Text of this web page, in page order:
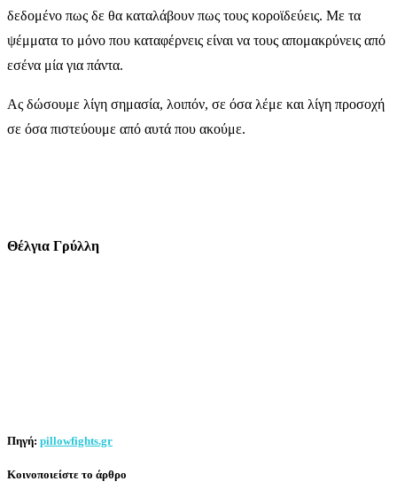
δεδομένο πως δε θα καταλάβουν πως τους κοροϊδεύεις. Με τα
ψέμματα το μόνο που καταφέρνεις είναι να τους απομακρύνεις από
εσένα μία για πάντα.
Ας δώσουμε λίγη σημασία, λοιπόν, σε όσα λέμε και λίγη προσοχή
σε όσα πιστεύουμε από αυτά που ακούμε.
Θέλγια Γρύλλη
Πηγή: pillowfights.gr
Κοινοποιείστε το άρθρο